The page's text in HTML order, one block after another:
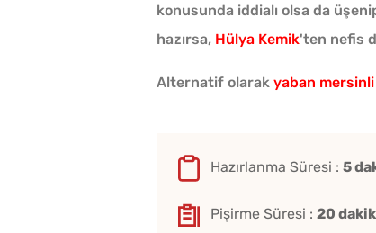
konusunda iddialı olsa da
hazırsa, Hülya Kemik'ten nefis
Alternatif olarak yaban
Hazırlanma Süresi : 5
Pişirme Süresi : 20